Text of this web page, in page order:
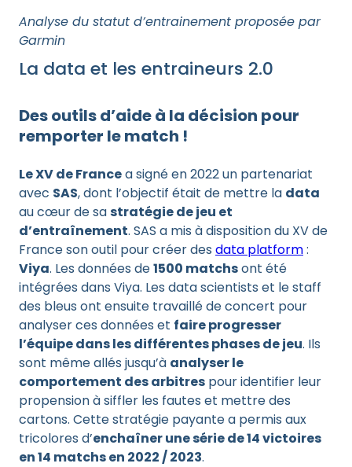
Analyse du statut d’entrainement proposée par
Garmin
La data et les entraineurs 2.0
Des outils d’aide à la décision pour
remporter le match !
Le XV de Francea signé en 2022 un partenariat
avec SAS, dont l’objectif était de mettre la data
au cœur de sastratégie de jeu et
d’entraînement. SAS a mis à disposition du XV de
France son outil pour créer des data platform:
Viya. Les données de1500 matchsont été
intégrées dans Viya. Les data scientists et le staff
des bleus ont ensuite travaillé de concert pour
analyser ces données et faire progresser
l’équipe dans les différentes phases de jeu. Ils
sont même allés jusqu’à analyser le
comportement des arbitres pour identifier leur
propension à siffler les fautes et mettre des
cartons. Cette stratégie payante a permis aux
tricolores d’enchaîner une série de 14 victoires
en 14 matchs en 2022 / 2023.